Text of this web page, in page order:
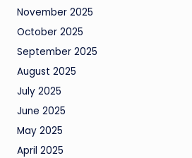
November 2025
October 2025
September 2025
August 2025
July 2025
June 2025
May 2025
April 2025